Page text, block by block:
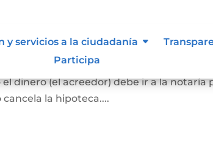
y servicios a la ciudadanía
Participa
debe pagar la totalidad de la
dinero (el acreedor) debe ir a la notaría
la hipoteca....